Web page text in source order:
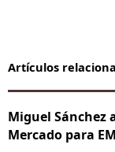
Artículos
Miguel Sánchez
Mercado para